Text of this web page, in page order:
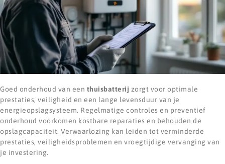
Goed onderhoud van een thuisbatterij zorgt voor optimale
prestaties, veiligheid en een lange levensduur van je
energieopslagsysteem. Regelmatige controles en preventief
onderhoud voorkomen kostbare reparaties en behouden de
opslagcapaciteit. Verwaarlozing kan leiden tot verminderde
prestaties, veiligheidsproblemen en vroegtijdige vervanging van
je investering.